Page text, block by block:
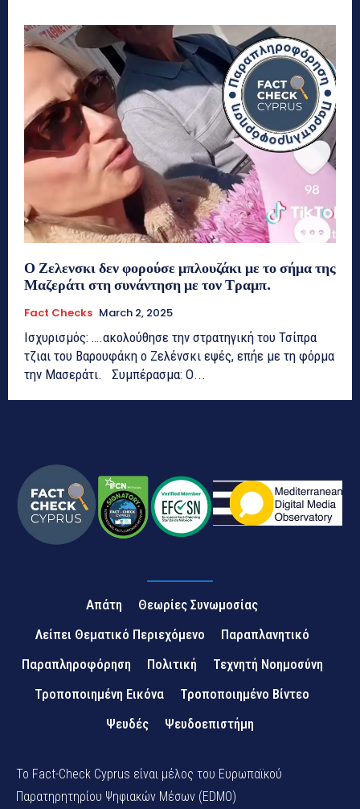
Ο Ζελενσκι δεν φορούσε μπλουζάκι με το σήμα της
Μαζεράτι στη συνάντηση με τον Τραμπ.
Fact Checks March 2, 2025
Ισχυρισμός: ….ακολούθησε την στρατηγική του Τσίπρα
τζιαι του Βαρουφάκη ο Ζελένσκι εψές, επήε με τη φόρμα
την Μασεράτι. Συμπέρασμα: Ο...
Απάτη
Θεωρίες Συνωμοσίας
Λείπει Θεματικό Περιεχόμενο
Παραπλανητικό
Παραπληροφόρηση
Πολιτική
Τεχνητή Νοημοσύνη
Τροποποιημένη Εικόνα
Τροποποιημένο Βίντεο
Ψευδές
Ψευδοεπιστήμη
Το Fact-Check Cyprus είναι μέλος του Ευρωπαϊκού
Παρατηρητηρίου Ψηφιακών Μέσων (EDMO)